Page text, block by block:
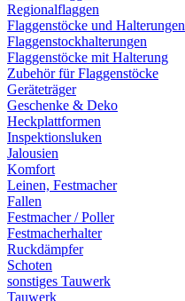
Regionalflaggen
Flaggenstöcke und Halterungen
Flaggenstockhalterungen
Flaggenstöcke mit Halterung
Zubehör für Flaggenstöcke
Geräteträger
Geschenke & Deko
Heckplattformen
Inspektionsluken
Jalousien
Komfort
Leinen, Festmacher
Fallen
Festmacher / Poller
Festmacherhalter
Ruckdämpfer
Schoten
sonstiges Tauwerk
Tauwerk